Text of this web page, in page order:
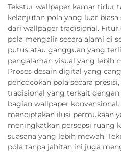
Tekstur wallpaper kamar tidur
kelanjutan pola yang luar
dari wallpaper tradisional.
pola mengalir secara alami di
putus atau gangguan yang
pengalaman visual yang lebih
Proses desain digital yang
pencocokan pola secara
tradisional yang terkait dengan
bagian wallpaper
menciptakan ilusi permukaan
meningkatkan persepsi ruang
suasana yang lebih mewah.
pola tanpa jahitan ini juga